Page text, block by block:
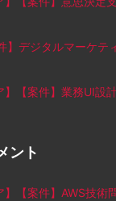
】デジタルマーケテ
】【案件】業務UI設
ント
】【案件】AWS技術